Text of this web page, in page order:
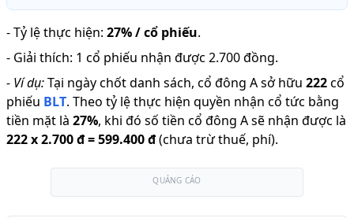
-Tỷ lệ thực hiện: 27% / cổ phiếu.
- Giải thích: 1 cổ phiếu nhận được 2.700 đồng.
- Ví dụ:Tại ngày chốt danh sách, cổ đông A sở hữu 222cổ
phiếu BLT. Theo tỷ lệ thực hiện quyền nhận cổ tức bằng
tiền mặt là 27%, khi đó số tiền cổ đông A sẽ nhận được là
222x2.700 đ=599.400 đ(chưa trừ thuế, phí).
QUẢNG CÁO